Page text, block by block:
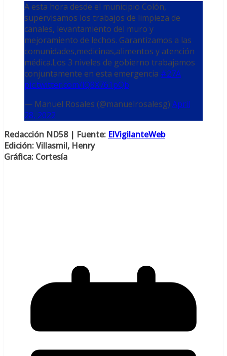
A esta hora desde el municipio Colón,
supervisamos los trabajos de limpieza de
canales, levantamiento del muro y
mejoramiento de lechos. Garantizamos a las
comunidades,medicinas,alimentos y atención
médica.Los 3 niveles de gobierno trabajamos
conjuntamente en esta emergencia #27A
pic.twitter.com/lQ8X761pQb
— Manuel Rosales (@manuelrosalesg) April
28, 2022
Redacción ND58 | Fuente: ElVigilanteWeb
Edición: Villasmil, Henry
Gráfica: Cortesía